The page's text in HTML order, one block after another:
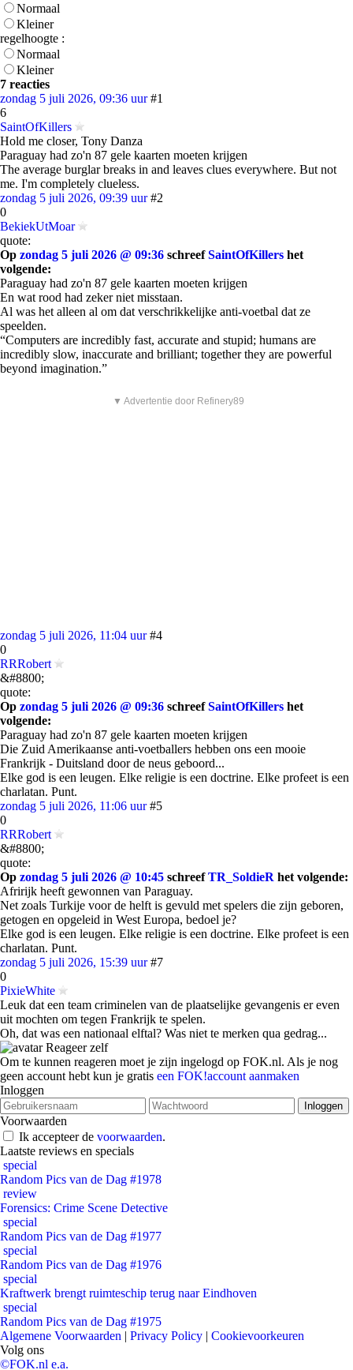
Normaal
Kleiner
regelhoogte :
Normaal
Kleiner
7 reacties
zondag 5 juli 2026, 09:36 uur #1
6
SaintOfKillers
Hold me closer, Tony Danza
Paraguay had zo'n 87 gele kaarten moeten krijgen
The average burglar breaks in and leaves clues everywhere. But not
me. I'm completely clueless.
zondag 5 juli 2026, 09:39 uur #2
0
BekiekUtMoar
quote:
Op zondag 5 juli 2026 @ 09:36 schreefSaintOfKillers het
volgende:
Paraguay had zo'n 87 gele kaarten moeten krijgen
En wat rood had zeker niet misstaan.
Al was het alleen al om dat verschrikkelijke anti-voetbal dat ze
speelden.
“Computers are incredibly fast, accurate and stupid; humans are
incredibly slow, inaccurate and brilliant; together they are powerful
beyond imagination.”
▼ Advertentie door Refinery89
zondag 5 juli 2026, 11:04 uur #4
0
RRRobert
&#8800;
quote:
Op zondag 5 juli 2026 @ 09:36 schreefSaintOfKillers het
volgende:
Paraguay had zo'n 87 gele kaarten moeten krijgen
Die Zuid Amerikaanse anti-voetballers hebben ons een mooie
Frankrijk - Duitsland door de neus geboord...
Elke god is een leugen. Elke religie is een doctrine. Elke profeet is een
charlatan. Punt.
zondag 5 juli 2026, 11:06 uur #5
0
RRRobert
&#8800;
quote:
Op zondag 5 juli 2026 @ 10:45 schreefTR_SoldieR het volgende:
Afririjk heeft gewonnen van Paraguay.
Net zoals Turkije voor de helft is gevuld met spelers die zijn geboren,
getogen en opgeleid in West Europa, bedoel je?
Elke god is een leugen. Elke religie is een doctrine. Elke profeet is een
charlatan. Punt.
zondag 5 juli 2026, 15:39 uur #7
0
PixieWhite
Leuk dat een team criminelen van de plaatselijke gevangenis er even
uit mochten om tegen Frankrijk te spelen.
Oh, dat was een nationaal elftal? Was niet te merken qua gedrag...
Reageer zelf
Om te kunnen reageren moet je zijn ingelogd op FOK.nl. Als je nog
geen account hebt kun je gratis een FOK!account aanmaken
Inloggen
Voorwaarden
Ik accepteer de voorwaarden.
Laatste reviews en specials
special
Random Pics van de Dag #1978
review
Forensics: Crime Scene Detective
special
Random Pics van de Dag #1977
special
Random Pics van de Dag #1976
special
Kraftwerk brengt ruimteschip terug naar Eindhoven
special
Random Pics van de Dag #1975
Algemene Voorwaarden | Privacy Policy | Cookievoorkeuren
Volg ons
©FOK.nl e.a.